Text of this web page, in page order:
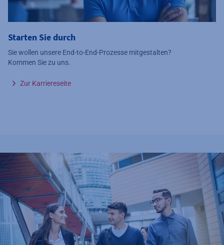
Starten Sie durch
Sie wollen unsere End-to-End-Prozesse mitgestalten?
Kommen Sie zu uns.
Zur Karriereseite